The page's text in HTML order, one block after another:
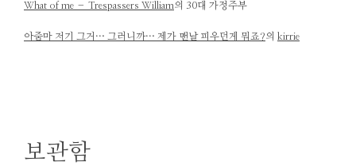
What of me – Trespassers William의 30대 가정주부
아줌마 저기 그거… 그러니까… 제가 맨날 피우던게 뭐죠?의 kirrie
보관함